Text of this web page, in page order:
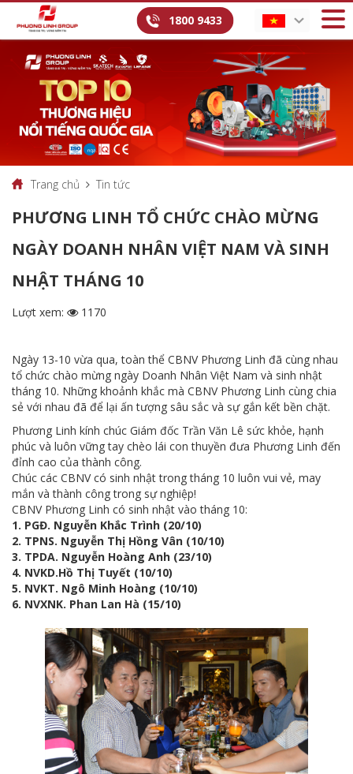
1800 9433
Trang chủ Tin tức
PHƯƠNG LINH TỔ CHỨC CHÀO MỪNG
NGÀY DOANH NHÂN VIỆT NAM VÀ SINH
NHẬT THÁNG 10
Lượt xem: 1170
Ngày 13-10 vừa qua, toàn thể CBNV Phương Linh đã cùng nhau
tổ chức chào mừng ngày Doanh Nhân Việt Nam và sinh nhật
tháng 10. Những khoảnh khắc mà CBNV Phương Linh cùng chia
sẻ với nhau đã để lại ấn tượng sâu sắc và sự gắn kết bền chặt.
Phương Linh kính chúc Giám đốc Trần Văn Lê sức khỏe, hạnh
phúc và luôn vững tay chèo lái con thuyền đưa Phương Linh đến
đỉnh cao của thành công.
Chúc các CBNV có sinh nhật trong tháng 10 luôn vui vẻ, may
mắn và thành công trong sự nghiệp!
CBNV Phương Linh có sinh nhật vào tháng 10:
1. PGĐ. Nguyễn Khắc Trình (20/10)
2. TPNS. Nguyễn Thị Hồng Vân (10/10)
3. TPDA. Nguyễn Hoàng Anh (23/10)
4. NVKD.Hồ Thị Tuyết (10/10)
5. NVKT. Ngô Minh Hoàng (10/10)
6. NVXNK. Phan Lan Hà (15/10)